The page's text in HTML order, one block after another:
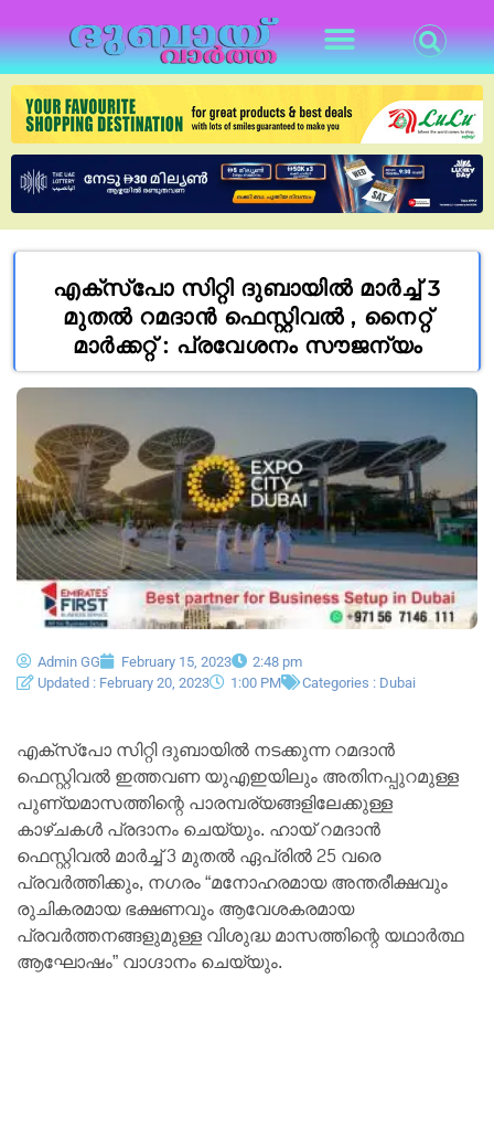
എക്‌സ്‌പോ സിറ്റി ദുബായിൽ മാർച്ച് 3
മുതൽ റമദാൻ ഫെസ്റ്റിവൽ , നൈറ്റ്
മാർക്കറ്റ് : പ്രവേശനം സൗജന്യം
Admin GG February 15, 2023
2:48 pm
Updated : February 20, 2023
1:00 PM Categories : Dubai
എക്‌സ്‌പോ സിറ്റി ദുബായിൽ നടക്കുന്ന റമദാൻ
ഫെസ്റ്റിവൽ ഇത്തവണ യുഎഇയിലും അതിനപ്പുറമുള്ള
പുണ്യമാസത്തിന്റെ പാരമ്പര്യങ്ങളിലേക്കുള്ള
കാഴ്ചകൾ പ്രദാനം ചെയ്യും. ഹായ് റമദാൻ
ഫെസ്റ്റിവൽ മാർച്ച് 3 മുതൽ ഏപ്രിൽ 25 വരെ
പ്രവർത്തിക്കും, നഗരം “മനോഹരമായ അന്തരീക്ഷവും
രുചികരമായ ഭക്ഷണവും ആവേശകരമായ
പ്രവർത്തനങ്ങളുമുള്ള വിശുദ്ധ മാസത്തിന്റെ യഥാർത്ഥ
ആഘോഷം” വാഗ്ദാനം ചെയ്യും.